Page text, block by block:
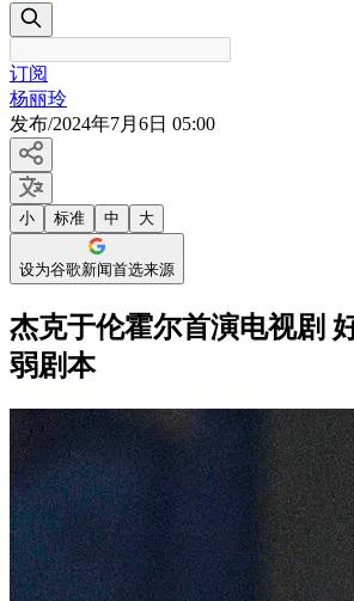
订阅
杨丽玲
发布/2024年7月6日 05:00
小 标准 中 大
设为谷歌新闻首选来源
杰克于伦霍尔首演电视剧
弱剧本